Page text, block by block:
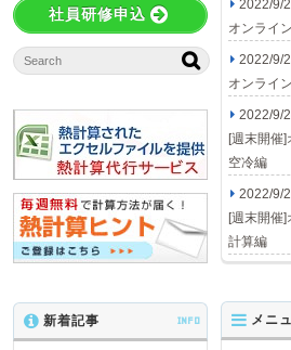
社員研修申込
2022/9/
オンライ
2022/9/
オンライ
2022/9/
[週末開催
空冷編
2022/9/
[週末開催
計算編
メニ
新着記事 INFO